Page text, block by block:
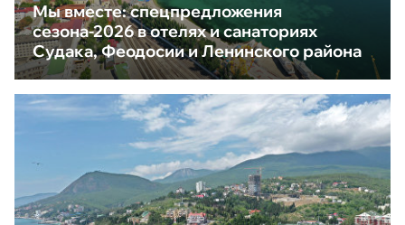
Мы вместе: спецпредложения
сезона-2026 в отелях и санаториях
Судака, Феодосии и Ленинского района